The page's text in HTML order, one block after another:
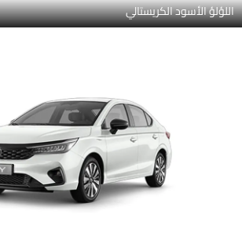
اللؤلؤ الأسود الكريستالي